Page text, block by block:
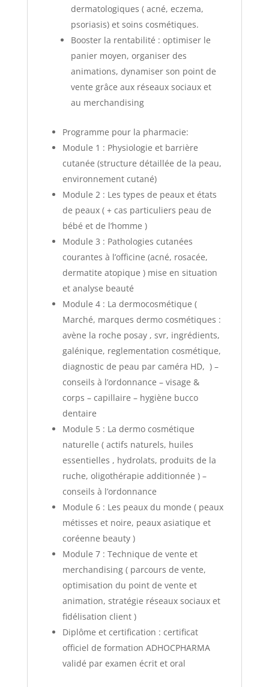
dermatologiques ( acné, eczema,
psoriasis) et soins cosmétiques.
Booster la rentabilité : optimiser le
panier moyen, organiser des
animations, dynamiser son point de
vente grâce aux réseaux sociaux et
au merchandising
Programme pour la pharmacie:
Module 1 : Physiologie et barrière
cutanée (structure détaillée de la peau,
environnement cutané)
Module 2 : Les types de peaux et états
de peaux ( + cas particuliers peau de
bébé et de l’homme )
Module 3 : Pathologies cutanées
courantes à l’officine (acné, rosacée,
dermatite atopique ) mise en situation
et analyse beauté
Module 4 : La dermocosmétique (
Marché, marques dermo cosmétiques :
avène la roche posay , svr, ingrédients,
galénique, reglementation cosmétique,
diagnostic de peau par caméra HD, ) –
conseils à l’ordonnance – visage &
corps – capillaire – hygiène bucco
dentaire
Module 5 : La dermo cosmétique
naturelle ( actifs naturels, huiles
essentielles , hydrolats, produits de la
ruche, oligothérapie additionnée ) –
conseils à l’ordonnance
Module 6 : Les peaux du monde ( peaux
métisses et noire, peaux asiatique et
coréenne beauty )
Module 7 : Technique de vente et
merchandising ( parcours de vente,
optimisation du point de vente et
animation, stratégie réseaux sociaux et
fidélisation client )
Diplôme et certification : certificat
officiel de formation ADHOCPHARMA
validé par examen écrit et oral